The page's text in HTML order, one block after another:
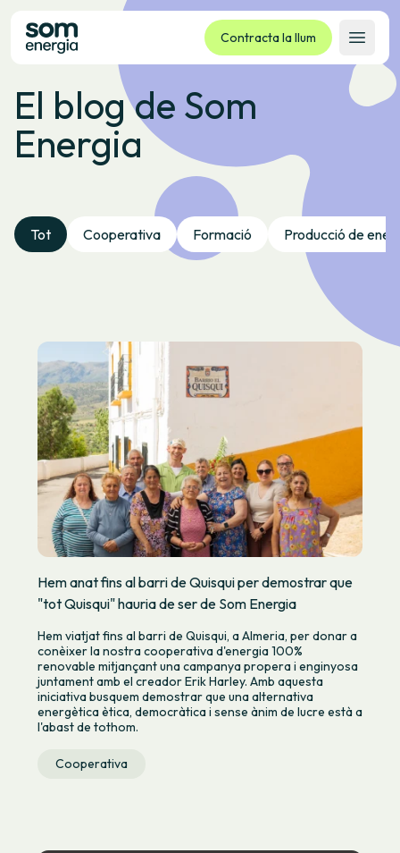
Contracta la llum
Obrir
Tarifes
Serveis
Empreses
La cooperativa
Contacte
Tràmits
El blog de Som
Energia
Tot Cooperativa Formació Producció de
Hem anat fins al barri de Quisqui per demostrar que
"tot Quisqui" hauria de ser de Som Energia
Hem viatjat fins al barri de Quisqui, a Almeria, per donar a
conèixer la nostra cooperativa d'energia 100%
renovable mitjançant una campanya propera i enginyosa
juntament amb el creador Erik Harley. Amb aquesta
iniciativa busquem demostrar que una alternativa
energètica ètica, democràtica i sense ànim de lucre està a
l'abast de tothom.
Cooperativa